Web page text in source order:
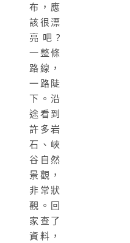
布，應
該很漂
亮吧?
一整條
路線，
一路陡
下。沿
途看到
許多岩
石、峽
谷自然
景觀，
非常狀
觀。回
家查了
資料，